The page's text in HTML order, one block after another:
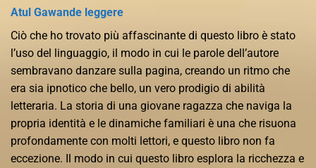
Atul Gawande leggere
Ciò che ho trovato più affascinante di questo libro è stato
l’uso del linguaggio, il modo in cui le parole dell’autore
sembravano danzare sulla pagina, creando un ritmo che
era sia ipnotico che bello, un vero prodigio di abilità
letteraria. La storia di una giovane ragazza che naviga la
propria identità e le dinamiche familiari è una che risuona
profondamente con molti lettori, e questo libro non fa
eccezione. Il modo in cui questo libro esplora la ricchezza e